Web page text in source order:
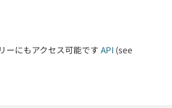
ーにもアクセス可能です API (see